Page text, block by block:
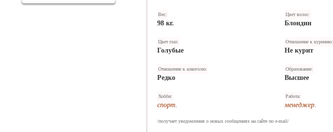
Вес:
98 кг.
Цвет волос:
Блондин
Цвет глаз:
Голубые
Отношение к курению:
Не курит
Отношение к алкоголю:
Редко
Образование:
Высшее
Хобби:
спорт.
Работа:
менеджер.
/получает уведомления о новых сообщениях на сайте по e-mail/